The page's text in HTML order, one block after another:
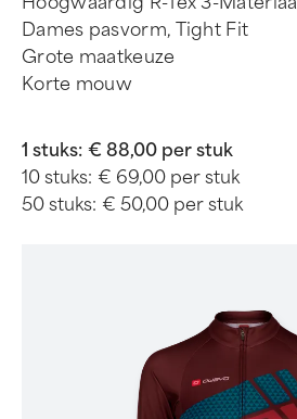
Dames pasvorm, Tight Fit
Grote maatkeuze
Korte mouw
1 stuks: € 88,00 per stuk
10 stuks: € 69,00 per stuk
50 stuks: € 50,00 per stuk